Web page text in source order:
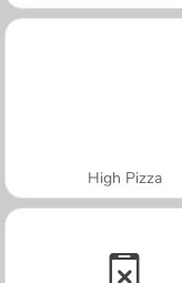
High Pizza